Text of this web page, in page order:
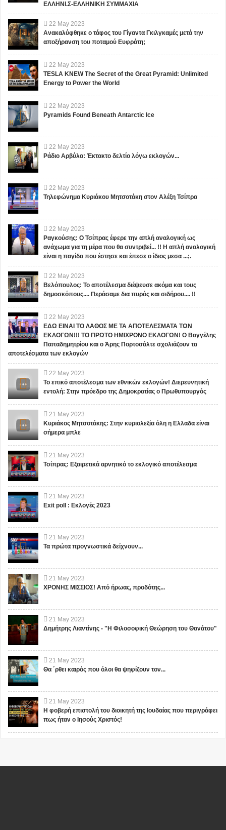
ΕΛΛΗΝΙ.Σ-ΕΛΛΗΝΙΚΗ ΣΥΜΜΑΧΙΑ
22 May 2023
Ανακαλύφθηκε ο τάφος του Γίγαντα Γκιλγκαμές μετά την
αποξήρανση του ποταμού Ευφράτη;
22 May 2023
TESLA KNEW The Secret of the Great Pyramid: Unlimited
Energy to Power the World
22 May 2023
Pyramids Found Beneath Antarctic Ice
22 May 2023
Ράδιο Αρβύλα: Έκτακτο δελτίο λόγω εκλογών...
22 May 2023
Τηλεφώνημα Κυριάκου Μητσοτάκη στον Αλέξη Τσίπρα
22 May 2023
Ραγκούσης: Ο Τσίπρας έφερε την απλή αναλογική ως
ανάχωμα για τη μέρα που θα συντριβεί... !! Η απλή αναλογική
είναι η παγίδα που έστησε και έπεσε ο ίδιος μεσα ...;.
22 May 2023
Βελόπουλος: Το αποτέλεσμα διέψευσε ακόμα και τους
δημοσκόπους.... Περάσαμε δια πυρός και σιδήρου.... !!
22 May 2023
ΕΔΩ ΕΙΝΑΙ ΤΟ ΛΑΘΟΣ ΜΕ ΤΑ ΑΠΟΤΕΛΕΣΜΑΤΑ ΤΩΝ
ΕΚΛΟΓΩΝ!!! ΤΟ ΠΡΩΤΟ ΗΜΙΧΡΟΝΟ ΕΚΛΟΓΩΝ! Ο Βαγγέλης
Παπαδημητρίου και ο Άρης Πορτοσάλτε σχολιάζουν τα
αποτελέσματα των εκλογών
22 May 2023
Το επικό αποτέλεσμα των εθνικών εκλογών! Διερευνητική
εντολή: Στην πρόεδρο της Δημοκρατίας ο Πρωθυπουργός
21 May 2023
Κυριάκος Μητσοτάκης: Στην κυριολεξία όλη η Ελλαδα είναι
σήμερα μπλε
21 May 2023
Τσίπρας: Εξαιρετικά αρνητικό το εκλογικό αποτέλεσμα
21 May 2023
Exit poll : Εκλογές 2023
21 May 2023
Τα πρώτα προγνωστικά δείχνουν...
21 May 2023
ΧΡΟΝΗΣ ΜΙΣΣΙΟΣ! Από ήρωας, προδότης...
21 May 2023
Δημήτρης Λιαντίνης - "Η Φιλοσοφική Θεώρηση του Θανάτου"
21 May 2023
Θα ΄ρθει καιρός που όλοι θα ψηφίζουν τον...
21 May 2023
Η φοβερή επιστολή του διοικητή της Ιουδαίας που περιγράφει
πως ήταν ο Ιησούς Χριστός!